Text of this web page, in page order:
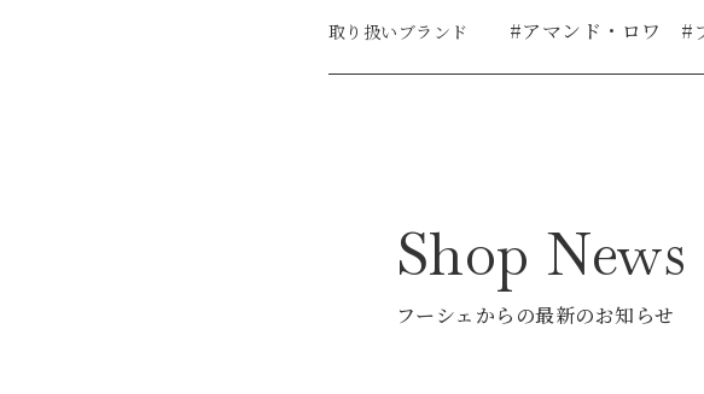
取り扱いブランド #アマンド・ロワ #
Shop News
フーシェからの最新のお知らせ